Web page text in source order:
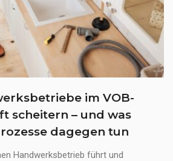
im VOB-
scheitern – und was
dagegen tun
Handwerksbetrieb führt und